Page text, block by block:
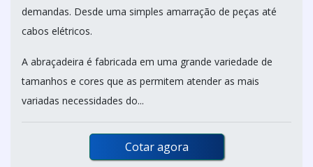
demandas. Desde uma simples amarração de peças até
cabos elétricos.
A abraçadeira é fabricada em uma grande variedade de
tamanhos e cores que as permitem atender as mais
variadas necessidades do...
Cotar agora